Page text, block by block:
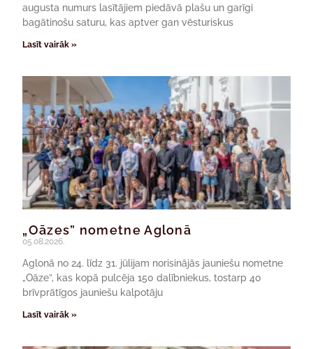
augusta numurs lasītājiem piedāvā plašu un garīgi
bagātinošu saturu, kas aptver gan vēsturiskus
Lasīt vairāk »
„Oāzes” nometne Aglonā
05.08.2026.
Aglonā no 24. līdz 31. jūlijam norisinājās jauniešu nometne
„Oāze”, kas kopā pulcēja 150 dalībniekus, tostarp 40
brīvprātīgos jauniešu kalpotāju
Lasīt vairāk »